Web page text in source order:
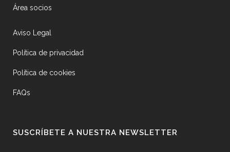
Área socios
Aviso Legal
Política de privacidad
Política de cookies
FAQs
SUSCRÍBETE A NUESTRA NEWSLETTER